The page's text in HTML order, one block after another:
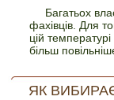
Багатьох
фахівців. Для
цій
більш
ЯК